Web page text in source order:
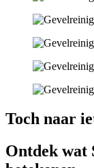
Toch naar
Ontdek wat